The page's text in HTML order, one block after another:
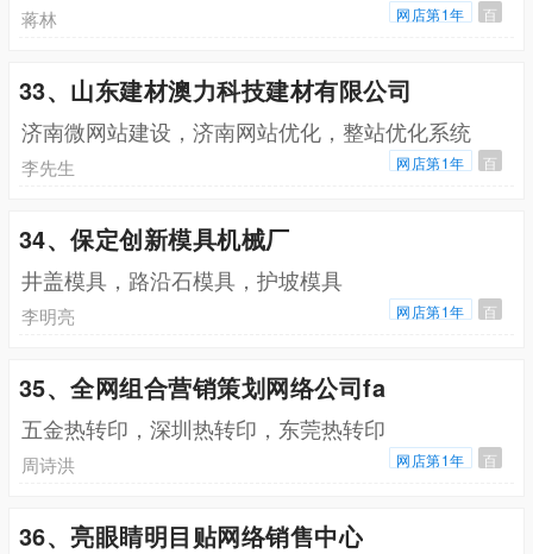
蒋林 网店第1年 百
33、山东建材澳力科技建材有限公司
济南微网站建设，济南网站优化，整站优化系统
李先生 网店第1年 百
34、保定创新模具机械厂
井盖模具，路沿石模具，护坡模具
李明亮 网店第1年 百
35、全网组合营销策划网络公司fa
五金热转印，深圳热转印，东莞热转印
周诗洪 网店第1年 百
36、亮眼睛明目贴网络销售中心